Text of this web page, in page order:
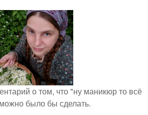
о том, что "ну маникюр то всё
было бы сделать.